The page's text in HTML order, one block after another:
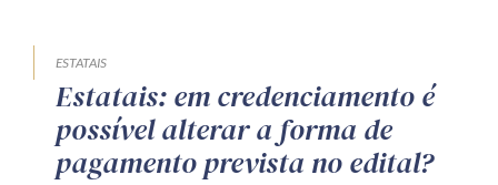
ESTATAIS
Estatais: em credenciamento é
possível alterar a forma de
pagamento prevista no edital?